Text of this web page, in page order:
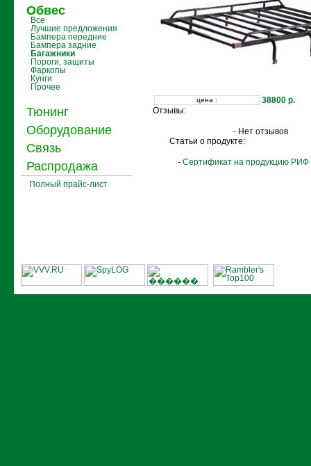
Обвес
Все
Лучшие предложения
Бампера передние
Бампера задние
Багажники
Пороги, защиты
Фаркопы
Кунги
Прочее
Тюнинг
Оборудование
Связь
Распродажа
Полный прайс-лист
цена :
38800 р.
Отзывы:
- Нет отзывов
Статьи о продукте:
-Сертификат на продукцию РИФ